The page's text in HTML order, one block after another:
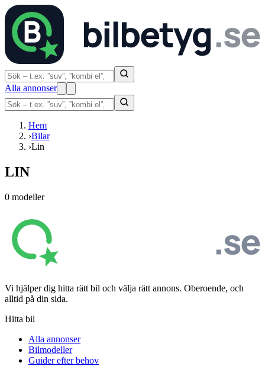
Alla annonser
Hem
›Bilar
›Lin
LIN
0 modeller
Vi hjälper dig hitta rätt bil och välja rätt annons. Oberoende, och
alltid på din sida.
Hitta bil
Alla annonser
Bilmodeller
Guider efter behov